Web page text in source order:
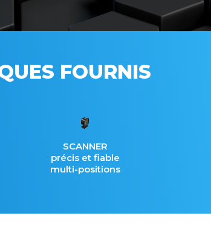
FOURNIS
SCANNER
précis et fiable
multi-positions